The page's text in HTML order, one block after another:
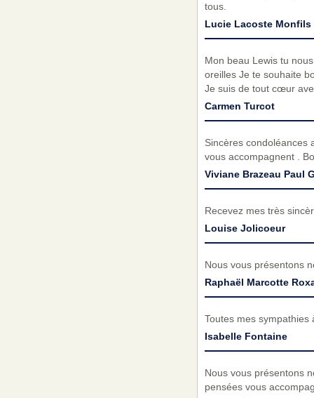
tous.
Lucie Lacoste Monfils
Mon beau Lewis tu
oreilles Je te souhaite
Je suis de tout cœur
Carmen Turcot
Sincères condoléances
vous accompagnent .
Viviane Brazeau Paul
Recevez mes très
Louise Jolicoeur
Nous vous présentons
Raphaël Marcotte
Toutes mes sympathies
Isabelle Fontaine
Nous vous présentons
pensées vous